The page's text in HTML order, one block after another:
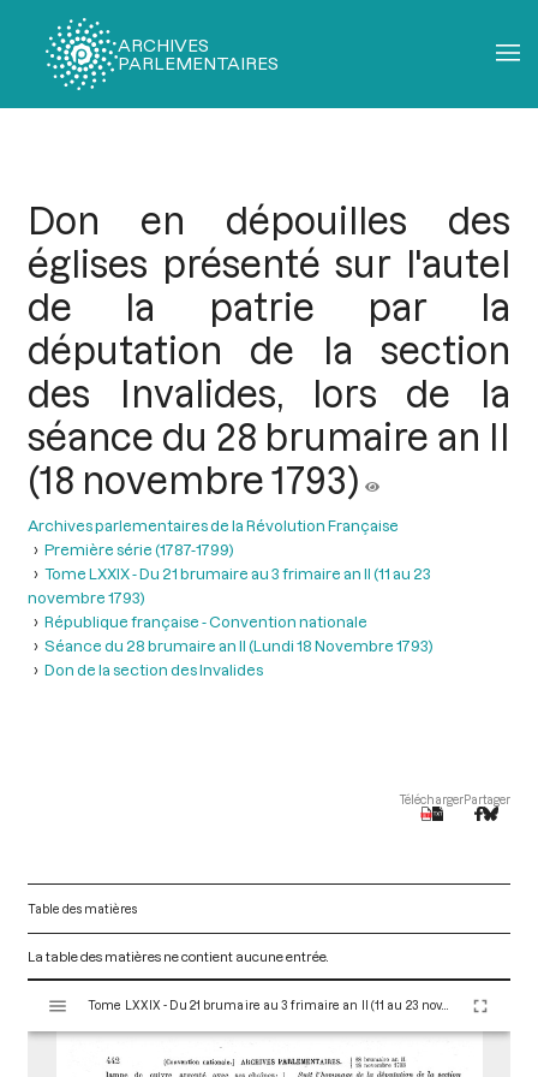
ARCHIVES
PARLEMENTAIRES
Don en dépouilles des
églises présenté sur l'autel
de la patrie par la
députation de la section
des Invalides, lors de la
séance du 28 brumaire an II
(18 novembre 1793)
Archives parlementaires de la Révolution Française
Première série (1787-1799)
Tome LXXIX - Du 21 brumaire au 3 frimaire an II (11 au 23
novembre 1793)
République française - Convention nationale
Séance du 28 brumaire an II (Lundi 18 Novembre 1793)
Don de la section des Invalides
TéléchargerPartager
Table des matières
La table des matières ne contient aucune entrée.
s
Tome LXXIX - Du 21 brumaire au 3 frimaire an II (11 au 23 novembre 1793)